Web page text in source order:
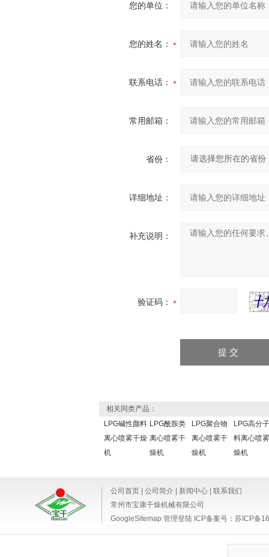
您的单位：
您的姓名：
联系电话：
常用邮箱：
省份：
详细地址：
补充说明：
验证码：
相关同类产品：
LPG碱性颜料
离心喷雾干燥
机
LPG酰胺类
离心喷雾干
燥机
LPG聚合物
离心喷雾干
燥机
LPG高分
料离心喷
燥机
公司首页 公司简介 新闻中心
联系我们
常州市宝康干燥机械有限公司
GoogleSitemap 管理登陆 ICP备案号： 苏ICP备